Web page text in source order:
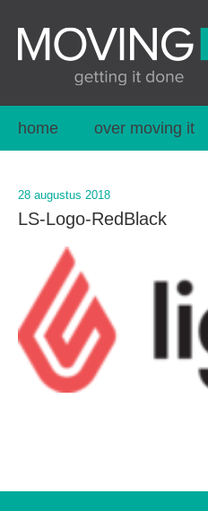
home over moving it
28 augustus 2018
LS-Logo-RedBlack